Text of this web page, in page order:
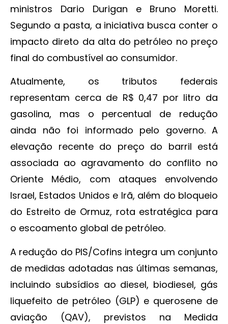
ministros Dario Durigan e Bruno Moretti.
Segundo a pasta, a iniciativa busca conter o
impacto direto da alta do petróleo no preço
final do combustível ao consumidor.
Atualmente, os tributos federais
representam cerca de R$ 0,47 por litro da
gasolina, mas o percentual de redução
ainda não foi informado pelo governo. A
elevação recente do preço do barril está
associada ao agravamento do conflito no
Oriente Médio, com ataques envolvendo
Israel, Estados Unidos e Irã, além do bloqueio
do Estreito de Ormuz, rota estratégica para
o escoamento global de petróleo.
A redução do PIS/Cofins integra um conjunto
de medidas adotadas nas últimas semanas,
incluindo subsídios ao diesel, biodiesel, gás
liquefeito de petróleo (GLP) e querosene de
aviação (QAV), previstos na Medida